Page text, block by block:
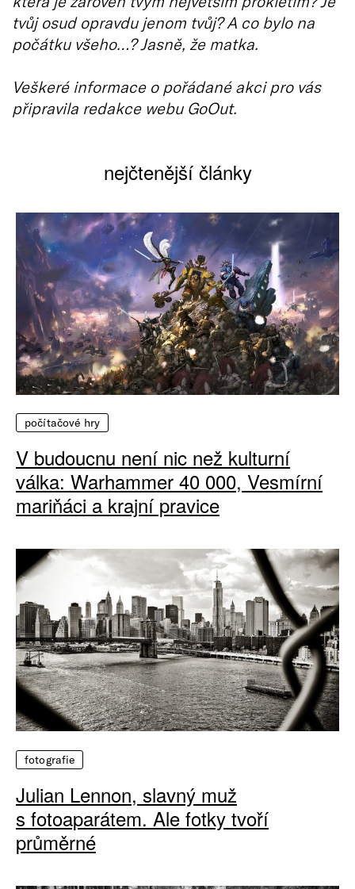
tvůj osud opravdu jenom tvůj? A co bylo na
počátku všeho…? Jasně, že matka.
Veškeré informace o pořádané akci pro vás
připravila redakce webu GoOut.
nejčtenější články
počítačové hry
V budoucnu není nic než kulturní
válka: Warhammer 40 000, Vesmírní
mariňáci a krajní pravice
fotografie
Julian Lennon, slavný muž
s fotoaparátem. Ale fotky tvoří
průměrné